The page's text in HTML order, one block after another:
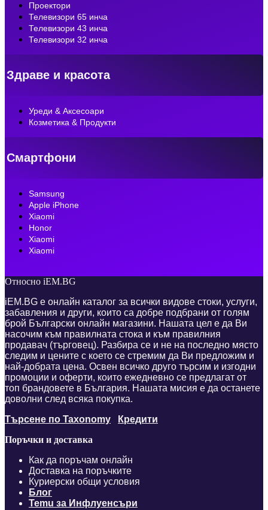
Проектори
Телевизори 65 инча
Телевизори 43 инча
Телевизори 32 инча
Здраве и красота
Уреди & Аксесоари
Козметика & Продукти
Смартфони
Samsung
Apple iPhone
Xiaomi
Honor
Xiaomi
Xiaomi
Относно iEM.BG
iEM.BG е онлайн каталог за всички видове стоки, услуги,
забавления и други, които са добре подбрани от голям
брой Български онлайн магазини. Нашата цел е да Ви
насочим към правилната стока и към правилния
продавач (търговец). Разбира се и не на последно място
следим и цените с което се стремим да Ви предложим и
най-добрата цена. Освен всичко друго търсим и изгодни
промоции и оферти, които ежедневно се предлагат от
топ брандовете в България. Нашата мисия е да останете
доволни след всяка покупка.
Търсене по Taxonomy
Кредити
Поръчки и доставка
Как да поръчам онлайн
Доставка на поръчките
Куриерски общи условия
Блог
Temu за Инфлуенсъри